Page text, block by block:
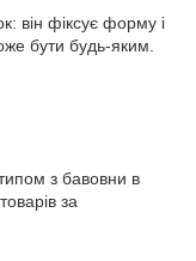
він фіксує форму і
бути будь-яким.
з бавовни в
за